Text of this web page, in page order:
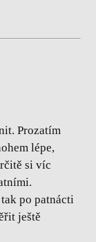
Prozatím
lépe,
si víc
po patnácti
ještě